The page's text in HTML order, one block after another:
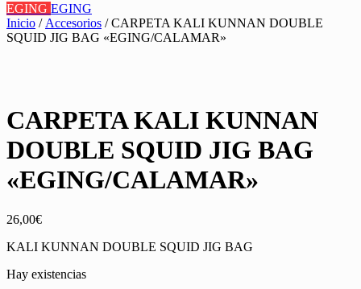
EGING EGING
Inicio / Accesorios / CARPETA KALI KUNNAN DOUBLE
SQUID JIG BAG «EGING/CALAMAR»
CARPETA KALI KUNNAN
DOUBLE SQUID JIG BAG
«EGING/CALAMAR»
26,00€
KALI KUNNAN DOUBLE SQUID JIG BAG
Hay existencias